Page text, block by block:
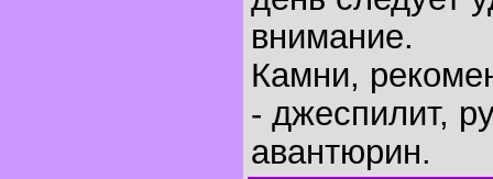
внимание.
Камни,
- джеспилит,
авантюрин.